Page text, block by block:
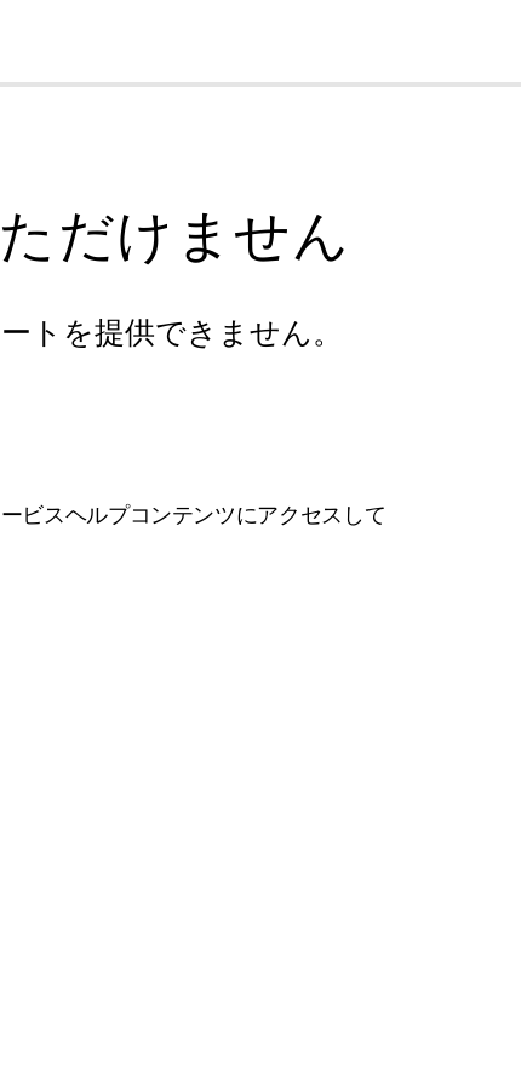
だけません
トを提供できません。
ビスヘルプコンテンツにアクセスして